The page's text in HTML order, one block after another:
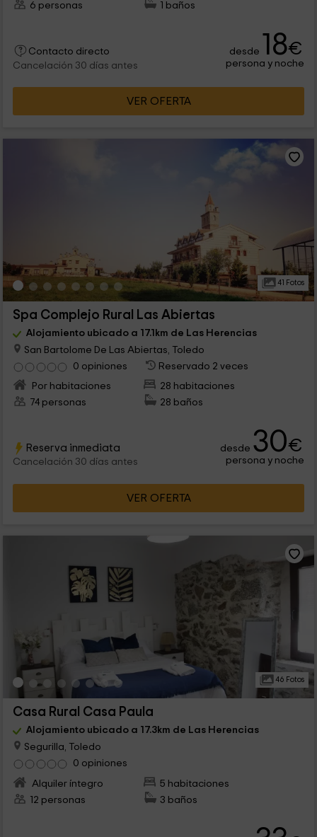
6 personas
1 baños
Contacto directo
Cancelación 30 días antes
desde 18€
persona y noche
VER OFERTA
41 Fotos
Spa Complejo Rural Las Abiertas
Alojamiento ubicado a 17.1km de Las Herencias
San Bartolome De Las Abiertas, Toledo
0 opiniones
Reservado 2 veces
Por habitaciones
28 habitaciones
74 personas
28 baños
Reserva inmediata
Cancelación 30 días antes
desde 30€
persona y noche
VER OFERTA
46 Fotos
Casa Rural Casa Paula
Alojamiento ubicado a 17.3km de Las Herencias
Segurilla, Toledo
0 opiniones
Alquiler íntegro
5 habitaciones
12 personas
3 baños